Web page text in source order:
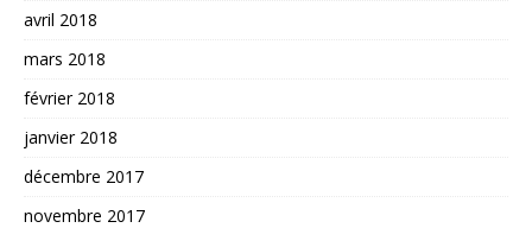
avril 2018
mars 2018
février 2018
janvier 2018
décembre 2017
novembre 2017